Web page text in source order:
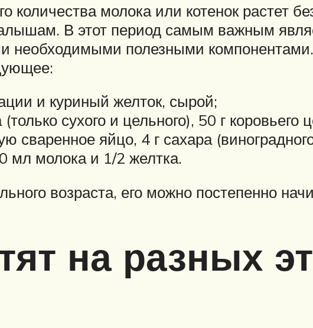
количества молока или котенок растет
В этот период самым важным
необходимыми полезными
и куриный желток, сырой;
сухого и цельного), 50 г коровьего
сваренное яйцо, 4 г сахара
мл молока и 1/2 желтка.
возраста, его можно постепенно
на разных